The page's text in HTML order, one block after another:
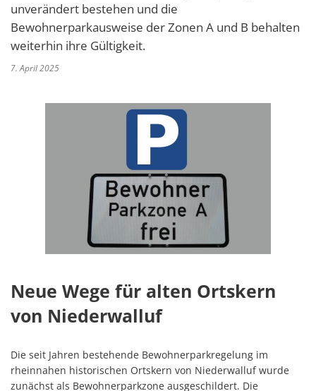
unverändert bestehen und die
Bewohnerparkausweise der Zonen A und B behalten
weiterhin ihre Gültigkeit.
7. April 2025
Neue Wege für alten Ortskern
von Niederwalluf
Die seit Jahren bestehende Bewohnerparkregelung im
rheinnahen historischen Ortskern von Niederwalluf wurde
zunächst als Bewohnerparkzone ausgeschildert. Die